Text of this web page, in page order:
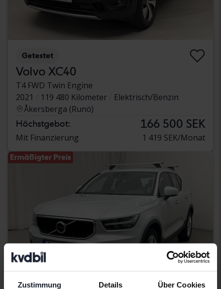
Zustimmung Details Über Cookies
Getestet
Volvo XC40
T4 FWD Twin Engine
2021
119 480 Kilometer
Elektrisch/Benzin
Åkersberga (Runö)
Höchstgebot: 166 500 SEK
Mit Finanzierung 1 419 SEK/Monat
Ermäßigter Preis